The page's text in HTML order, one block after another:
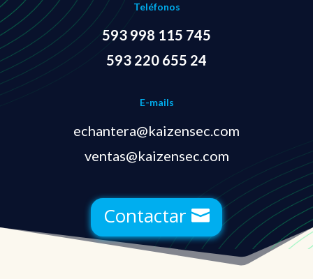
Teléfonos
593 998 115 745
593 220 655 24
E-mails
echantera@kaizensec.com
ventas@kaizensec.com
Contactar